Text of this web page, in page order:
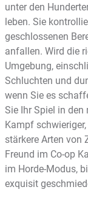
unter den
leben. Sie
geschlossenen
anfallen. Wird die
Umgebung,
Schluchten und
wenn Sie es
Sie Ihr Spiel in
Kampf
stärkere Arten von
Freund im Co-op
im Horde-Modus,
exquisit